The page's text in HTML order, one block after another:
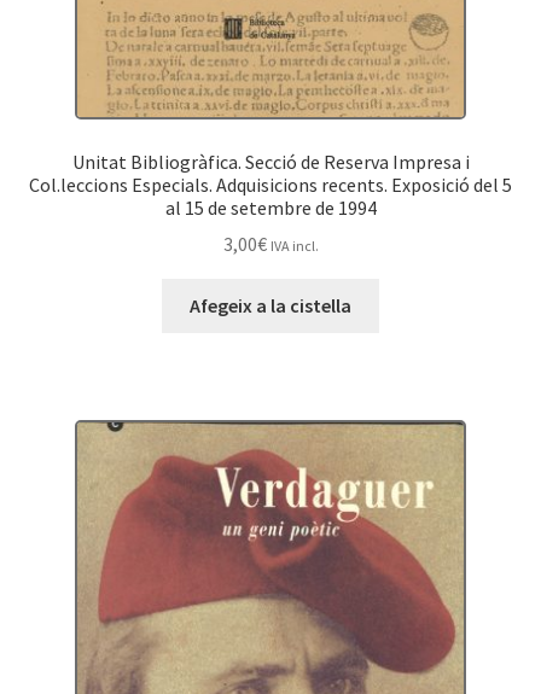
Unitat Bibliogràfica. Secció de Reserva Impresa i
Col.leccions Especials. Adquisicions recents. Exposició del 5
al 15 de setembre de 1994
3,00€ IVA incl.
Afegeix a la cistella